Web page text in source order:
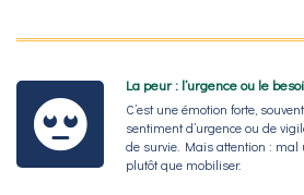
La peur : l’urgence ou le
C’est une émotion forte,
sentiment d’urgence ou de
de survie. Mais attention : mal
plutôt que mobiliser.